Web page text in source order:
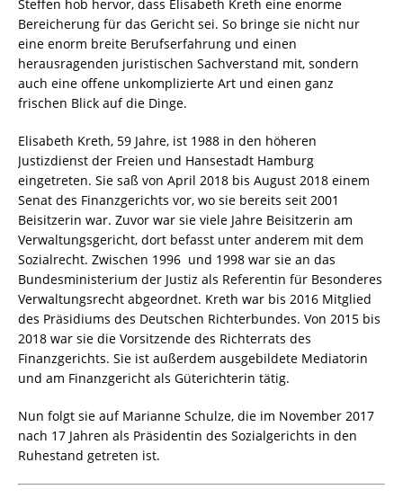
Steffen hob hervor, dass Elisabeth Kreth eine enorme
Bereicherung für das Gericht sei. So bringe sie nicht nur
eine enorm breite Berufserfahrung und einen
herausragenden juristischen Sachverstand mit, sondern
auch eine offene unkomplizierte Art und einen ganz
frischen Blick auf die Dinge.
Elisabeth Kreth, 59 Jahre, ist 1988 in den höheren
Justizdienst der Freien und Hansestadt Hamburg
eingetreten. Sie saß von April 2018 bis August 2018 einem
Senat des Finanzgerichts vor, wo sie bereits seit 2001
Beisitzerin war. Zuvor war sie viele Jahre Beisitzerin am
Verwaltungsgericht, dort befasst unter anderem mit dem
Sozialrecht. Zwischen 1996 und 1998 war sie an das
Bundesministerium der Justiz als Referentin für Besonderes
Verwaltungsrecht abgeordnet. Kreth war bis 2016 Mitglied
des Präsidiums des Deutschen Richterbundes. Von 2015 bis
2018 war sie die Vorsitzende des Richterrats des
Finanzgerichts. Sie ist außerdem ausgebildete Mediatorin
und am Finanzgericht als Güterichterin tätig.
Nun folgt sie auf Marianne Schulze, die im November 2017
nach 17 Jahren als Präsidentin des Sozialgerichts in den
Ruhestand getreten ist.